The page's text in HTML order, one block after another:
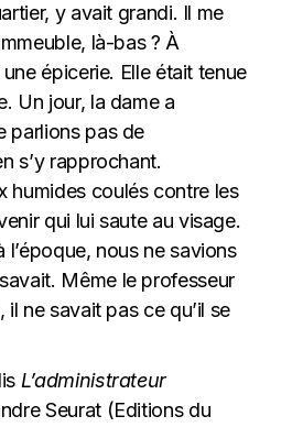
y avait grandi. Il me
là-bas ? À
épicerie. Elle était tenue
Un jour, la dame a
parlions pas de
s’y rapprochant.
humides coulés contre les
qui lui saute au visage.
l’époque, nous ne savions
Même le professeur
ne savait pas ce qu’il se
L’administrateur
Seurat (Editions du